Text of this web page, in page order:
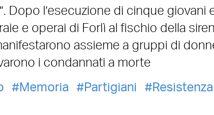
Dopo l’esecuzione di cinque giovani
e operai di Forlì al fischio della
assieme a gruppi di
i condannati a morte
Memoria Partigiani Resistenza